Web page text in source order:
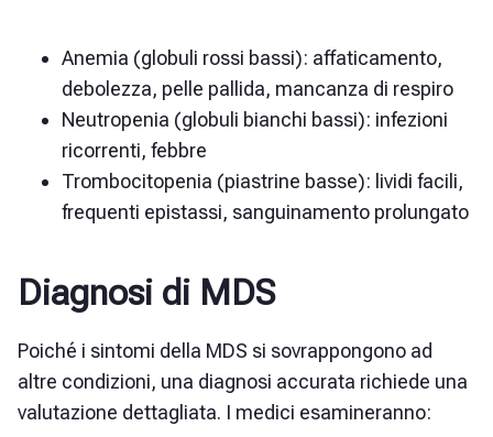
Anemia (globuli rossi bassi): affaticamento,
debolezza, pelle pallida, mancanza di respiro
Neutropenia (globuli bianchi bassi): infezioni
ricorrenti, febbre
Trombocitopenia (piastrine basse): lividi facili,
frequenti epistassi, sanguinamento prolungato
Diagnosi di MDS
Poiché i sintomi della MDS si sovrappongono ad
altre condizioni, una diagnosi accurata richiede una
valutazione dettagliata. I medici esamineranno: